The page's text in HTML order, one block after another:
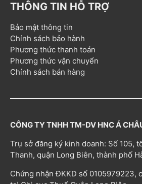
THÔNG TIN HỖ TRỢ
Bảo mật thông tin
Chính sách bảo hành
Phương thức thanh toán
Phương thức vận chuyển
Chính sách bán hàng
CÔNG TY TNHH TM-DV HNC Á
Trụ sở đăng ký kinh doanh: Số 105,
Thanh, quận Long Biên, thành phố
Chứng nhận ĐKKD số 0105979223,